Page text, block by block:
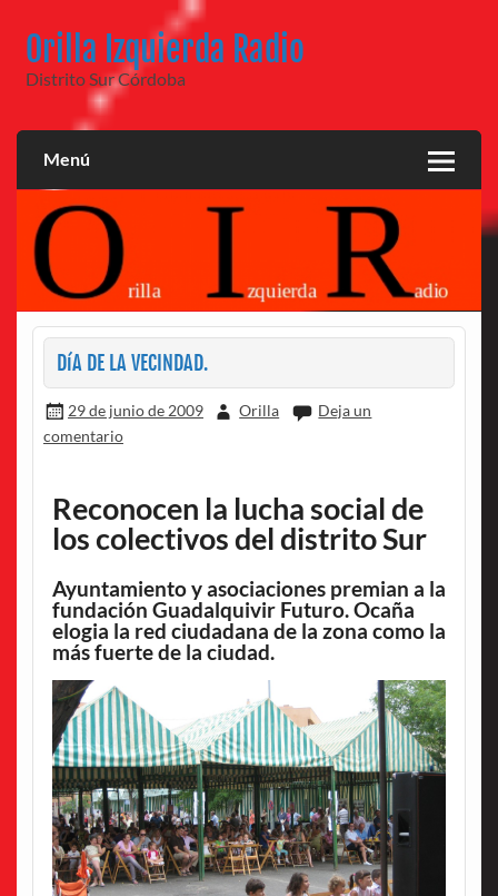
contenido
Orilla Izquierda Radio
Distrito Sur Córdoba
Menú
DíA DE LA VECINDAD.
29 de junio de 2009 Orilla
Deja un
comentario
Reconocen la lucha social de
los colectivos del distrito Sur
Ayuntamiento y asociaciones premian a la
fundación Guadalquivir Futuro. Ocaña
elogia la red ciudadana de la zona como la
más fuerte de la ciudad.